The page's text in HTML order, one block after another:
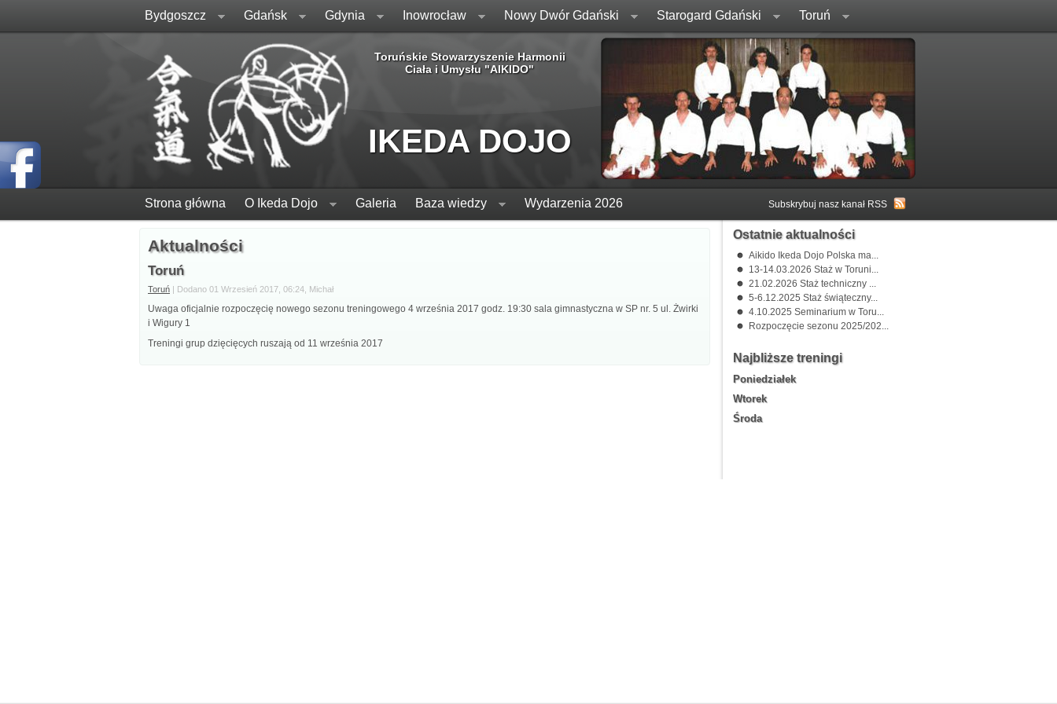
Bydgoszcz Gdańsk Gdynia Inowrocław Nowy Dwór Gdański Starogard Gdański Toruń
Toruńskie Stowarzyszenie Harmonii
Ciała i Umysłu "AIKIDO"
IKEDA DOJO
Strona główna O Ikeda Dojo Galeria Baza wiedzy Wydarzenia 2026 Subskrybuj nasz kanał RSS
Aktualności
Toruń
Toruń | Dodano 01 Wrzesień 2017, 06:24, Michał
Uwaga oficjalnie rozpoczęcię nowego sezonu treningowego 4 września 2017 godz. 19:30 sala gimnastyczna w SP nr. 5 ul. Żwirki
i Wigury 1
Treningi grup dzięcięcych ruszają od 11 września 2017
Ostatnie aktualności
Aikido Ikeda Dojo Polska ma...
13-14.03.2026 Staż w Toruni...
21.02.2026 Staż techniczny ...
5-6.12.2025 Staż świąteczny...
4.10.2025 Seminarium w Toru...
Rozpoczęcie sezonu 2025/202...
Najbliższe treningi
Poniedziałek
Wtorek
Środa